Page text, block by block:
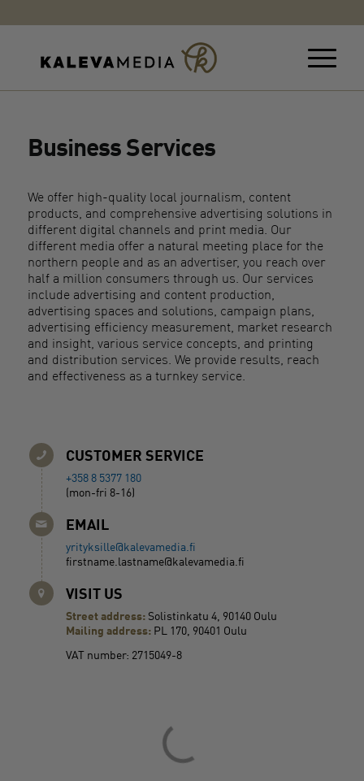
Business Services
We offer high-quality local journalism, content
products, and comprehensive advertising solutions in
different digital channels and print media. Our
different media offer a natural meeting place for the
northern people and as an advertiser, you reach over
half a million consumers through us. Our services
include advertising and content production,
advertising spaces and solutions, campaign plans,
advertising efficiency measurement, market research
and insight, various service concepts, and printing
and distribution services. We provide results, reach
and effectiveness as a turnkey service.
CUSTOMER SERVICE
+358 8 5377 180
(mon-fri 8-16)
EMAIL
yrityksille@kalevamedia.fi
firstname.lastname@kalevamedia.fi
VISIT US
Street address:Solistinkatu 4, 90140 Oulu
Mailing address: PL 170, 90401 Oulu
VAT number: 2715049-8